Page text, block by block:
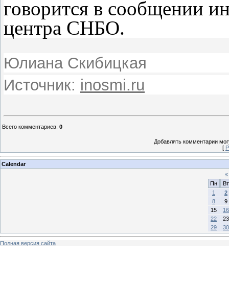
говорится в сообщении
центра СНБО.
Юлиана Скибицкая
Источник: inosmi.ru
Всего комментариев: 0
Добавлять комментарии
[
Calendar
«
Пн
Вт
1
2
8
9
15
16
22
23
29
30
Полная версия сайта